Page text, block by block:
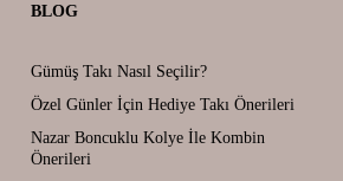
BLOG
Gümüş Takı Nasıl Seçilir?
Özel Günler İçin Hediye Takı Önerileri
Nazar Boncuklu Kolye İle Kombin
Önerileri